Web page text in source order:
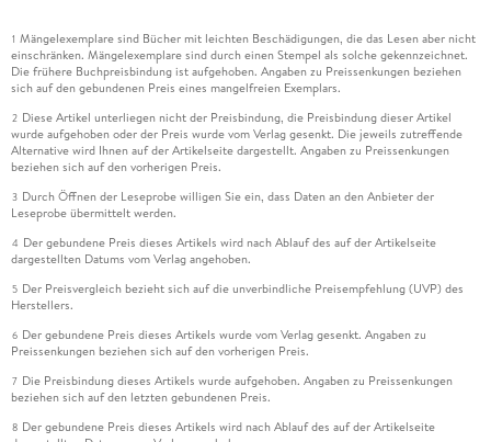
1 Mängelexemplare sind Bücher mit leichten Beschädigungen, die das Lesen aber nicht
einschränken. Mängelexemplare sind durch einen Stempel als solche gekennzeichnet.
Die frühere Buchpreisbindung ist aufgehoben. Angaben zu Preissenkungen beziehen
sich auf den gebundenen Preis eines mangelfreien Exemplars.
2 Diese Artikel unterliegen nicht der Preisbindung, die Preisbindung dieser Artikel
wurde aufgehoben oder der Preis wurde vom Verlag gesenkt. Die jeweils zutreffende
Alternative wird Ihnen auf der Artikelseite dargestellt. Angaben zu Preissenkungen
beziehen sich auf den vorherigen Preis.
3 Durch Öffnen der Leseprobe willigen Sie ein, dass Daten an den Anbieter der
Leseprobe übermittelt werden.
4 Der gebundene Preis dieses Artikels wird nach Ablauf des auf der Artikelseite
dargestellten Datums vom Verlag angehoben.
5 Der Preisvergleich bezieht sich auf die unverbindliche Preisempfehlung (UVP) des
Herstellers.
6 Der gebundene Preis dieses Artikels wurde vom Verlag gesenkt. Angaben zu
Preissenkungen beziehen sich auf den vorherigen Preis.
7 Die Preisbindung dieses Artikels wurde aufgehoben. Angaben zu Preissenkungen
beziehen sich auf den letzten gebundenen Preis.
8 Der gebundene Preis dieses Artikels wird nach Ablauf des auf der Artikelseite